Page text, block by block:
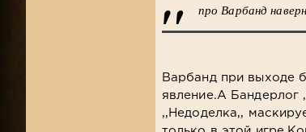
про Варбанд
Варбанд при выходе
явление.А Бандерлог
,,Недоделка,,